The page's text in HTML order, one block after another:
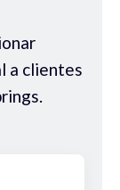
a clientes